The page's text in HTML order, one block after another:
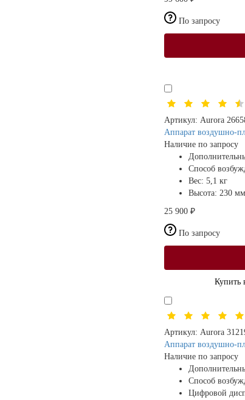
По запросу
Артикул: Aurora
Аппарат воздушно-
Наличие по запросу
Способ
Вес: 5,1 кг
Высота: 230 мм
25 900 ₽
По запросу
Купить
Артикул: Aurora
Аппарат воздушно-
Наличие по запросу
Способ
Цифровой